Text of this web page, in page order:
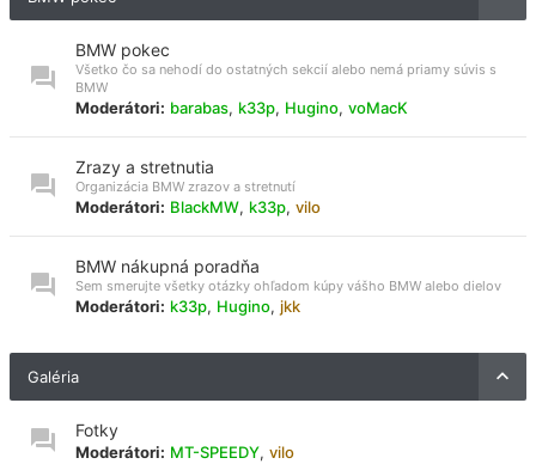
BMW pokec
Všetko čo sa nehodí do ostatných sekcií alebo nemá priamy súvis s
BMW
Moderátori: barabas, k33p, Hugino, voMacK
Zrazy a stretnutia
Organizácia BMW zrazov a stretnutí
Moderátori: BlackMW, k33p, vilo
BMW nákupná poradňa
Sem smerujte všetky otázky ohľadom kúpy vášho BMW alebo dielov
Moderátori: k33p, Hugino, jkk
Galéria
Fotky
Moderátori: MT-SPEEDY, vilo